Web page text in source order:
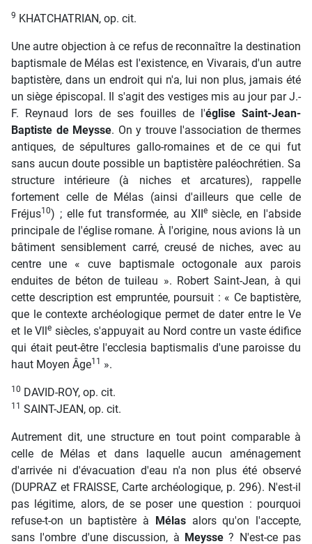
9 KHATCHATRIAN, op. cit.
Une autre objection à ce refus de reconnaître la destination
baptismale de Mélas est l'existence, en Vivarais, d'un autre
baptistère, dans un endroit qui n'a, lui non plus, jamais été
un siège épiscopal. Il s'agit des vestiges mis au jour par J.-
F. Reynaud lors de ses fouilles de l'église Saint-Jean-
Baptiste de Meysse. On y trouve l'association de thermes
antiques, de sépultures gallo-romaines et de ce qui fut
sans aucun doute possible un baptistère paléochrétien. Sa
structure intérieure (à niches et arcatures), rappelle
fortement celle de Mélas (ainsi d'ailleurs que celle de
Fréjus10) ; elle fut transformée, au XII esiècle, en l'abside
principale de l'église romane. À l'origine, nous avions là un
bâtiment sensiblement carré, creusé de niches, avec au
centre une « cuve baptismale octogonale aux parois
enduites de béton de tuileau ». Robert Saint-Jean, à qui
cette description est empruntée, poursuit : « Ce baptistère,
que le contexte archéologique permet de dater entre le Ve
et le Vll e siècles, s'appuyait au Nord contre un vaste édifice
qui était peut-être l'ecclesia baptismalis d'une paroisse du
haut Moyen Âge11 ».
10 DAVID-ROY, op. cit.
11 SAINT-JEAN, op. cit.
Autrement dit, une structure en tout point comparable à
celle de Mélas et dans laquelle aucun aménagement
d'arrivée ni d'évacuation d'eau n'a non plus été observé
(DUPRAZ et FRAISSE, Carte archéologique, p. 296). N'est-il
pas légitime, alors, de se poser une question : pourquoi
refuse-t-on un baptistère à
Mélasalors qu'on l'accepte,
sans l'ombre d'une discussion, à Meysse? N'est-ce pas